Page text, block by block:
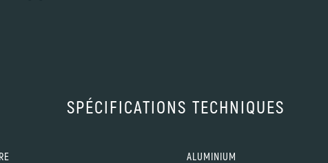
SPÉCIFICATIONS TECHNIQUES
ALUMINIUM